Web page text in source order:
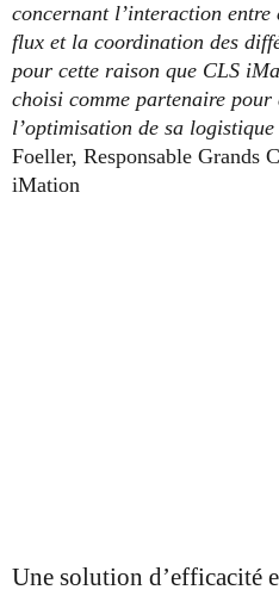
concernant l’interaction entre
flux et la coordination des
pour cette raison que CLS
choisi comme partenaire
l’optimisation de sa logistique
Foeller, Responsable Grands
iMation
Une solution d’efficacité